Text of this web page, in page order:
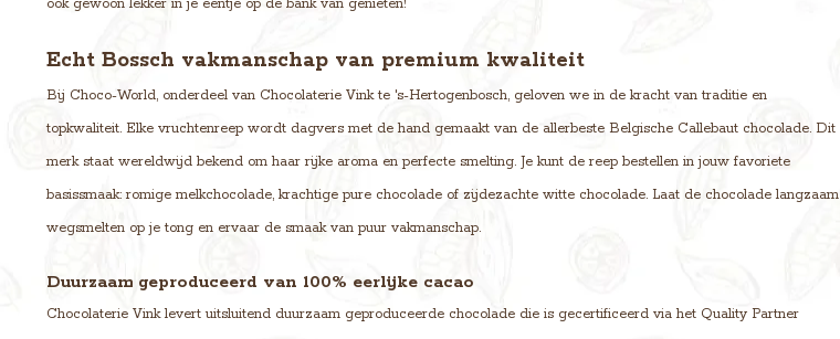
ook gewoon lekker in je eentje op de bank van genieten!
Echt Bossch vakmanschap van premium kwaliteit
Bij Choco-World, onderdeel van Chocolaterie Vink te 's-Hertogenbosch, geloven we in de kracht van traditie en
topkwaliteit. Elke vruchtenreep wordt dagvers met de hand gemaakt van de allerbeste Belgische Callebaut chocolade. Dit
merk staat wereldwijd bekend om haar rijke aroma en perfecte smelting. Je kunt de reep bestellen in jouw favoriete
basissmaak: romige melkchocolade, krachtige pure chocolade of zijdezachte witte chocolade. Laat de chocolade langzaam
wegsmelten op je tong en ervaar de smaak van puur vakmanschap.
Duurzaam geproduceerd van 100% eerlijke cacao
Chocolaterie Vink levert uitsluitend duurzaam geproduceerde chocolade die is gecertificeerd via het Quality Partner